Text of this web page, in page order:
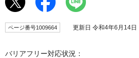
ページ番号1009664 更新日 令和4年6月14日
バリアフリー対応状況：